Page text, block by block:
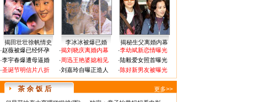
揭田壮壮徐帆情史 李冰冰被爆已婚
揭秘生父离婚内幕
·赵薇被爆已经怀孕
·李宇春爆遭母逼婚
·圣诞节明信片八折
·揭刘晓庆离婚内幕
·周迅王艳婆媳相见
·刘嘉玲自曝正造人
·李幼斌新恋情曝光
·陆毅爱女照首曝光
·陈好新男友被曝光
茶 余 饭 后
更多>>